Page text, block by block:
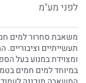
לפני מע"מ